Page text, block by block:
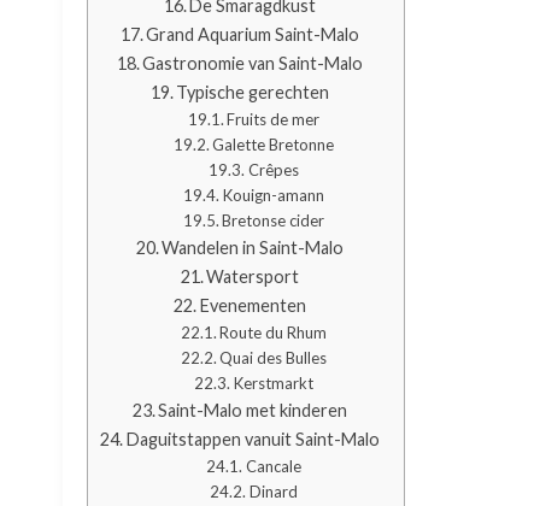
De Smaragdkust
Grand Aquarium Saint-Malo
Gastronomie van Saint-Malo
Typische gerechten
Fruits de mer
Galette Bretonne
Crêpes
Kouign-amann
Bretonse cider
Wandelen in Saint-Malo
Watersport
Evenementen
Route du Rhum
Quai des Bulles
Kerstmarkt
Saint-Malo met kinderen
Daguitstappen vanuit Saint-Malo
Cancale
Dinard